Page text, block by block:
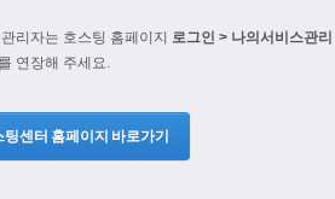
리자는 호스팅 홈페이지 로그인 > 나의서비스관
연장해 주세요.
팅센터 홈페이지 바로가기